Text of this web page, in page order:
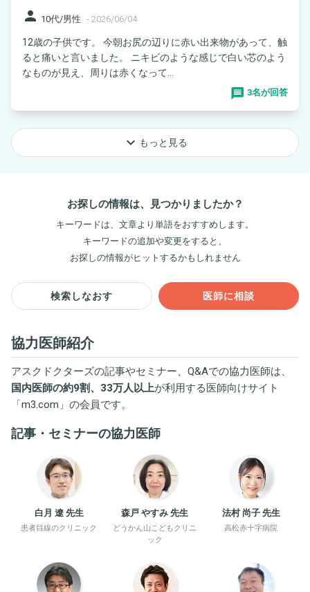
person 10代/男性 - 2026/06/04
12歳の子供です。 今朝お尻の辺りに赤い出来物があって、触
ると痛いと言いました。 ニキビのような感じで白い芯のよう
なものが見え、周りは赤くなって...
3名が回答
keyboard_arrow_down もっと見る
お探しの情報は、見つかりましたか？
キーワードは、文章より単語をおすすめします。
キーワードの追加や変更をすると、
お探しの情報がヒットするかもしれません
検索しなおす 医師に相談
協力医師紹介
アスクドクターズの記事やセミナー、Q&Aでの協力医師は、
国内医師の約9割、33万人以上が利用する医師向けサイト
「m3.com 」の会員です。
記事・セミナーの協力医師
白月 遼 先生
患者目線のクリニック
森戸 やすみ 先生
どうかん山こどもクリニ
ック
法村 尚子 先生
高松赤十字病院